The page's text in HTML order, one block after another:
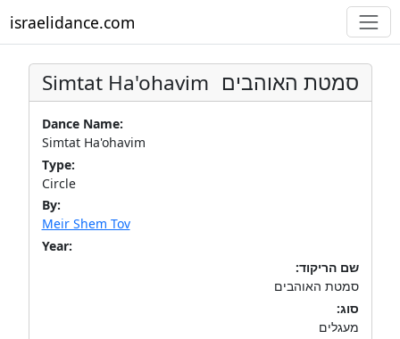
israelidance.com
Simtat Ha'ohavim סמטת האוהבים
Dance Name:
Simtat Ha'ohavim
Type:
Circle
By:
Meir Shem Tov
Year:
שם הריקוד:
סמטת האוהבים
סוג:
מעגלים